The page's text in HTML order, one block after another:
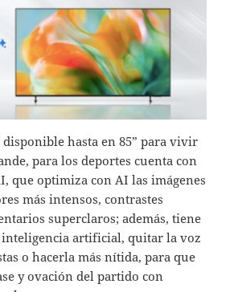
disponible hasta en 85” para vivir
para los deportes cuenta con
que optimiza con AI las imágenes
más intensos, contrastes
superclaros; además, tiene
inteligencia artificial, quitar la voz
o hacerla más nítida, para que
y ovación del partido con